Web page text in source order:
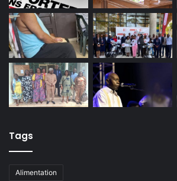
Tags
Alimentation